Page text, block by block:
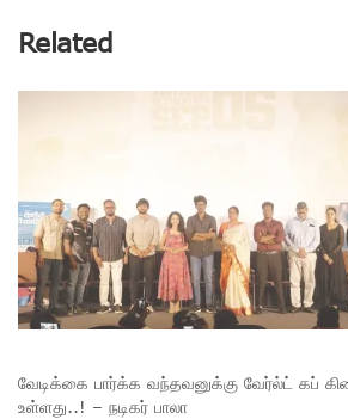
Related
வேடிக்கை பார்க்க வந்தவனுக்கு வேர்ல்ட் கப்
உள்ளது..! – நடிகர் பாலா